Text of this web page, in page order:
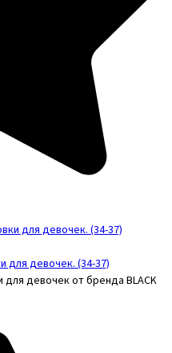
для девочек. (34-37)
девочек от бренда BLACK